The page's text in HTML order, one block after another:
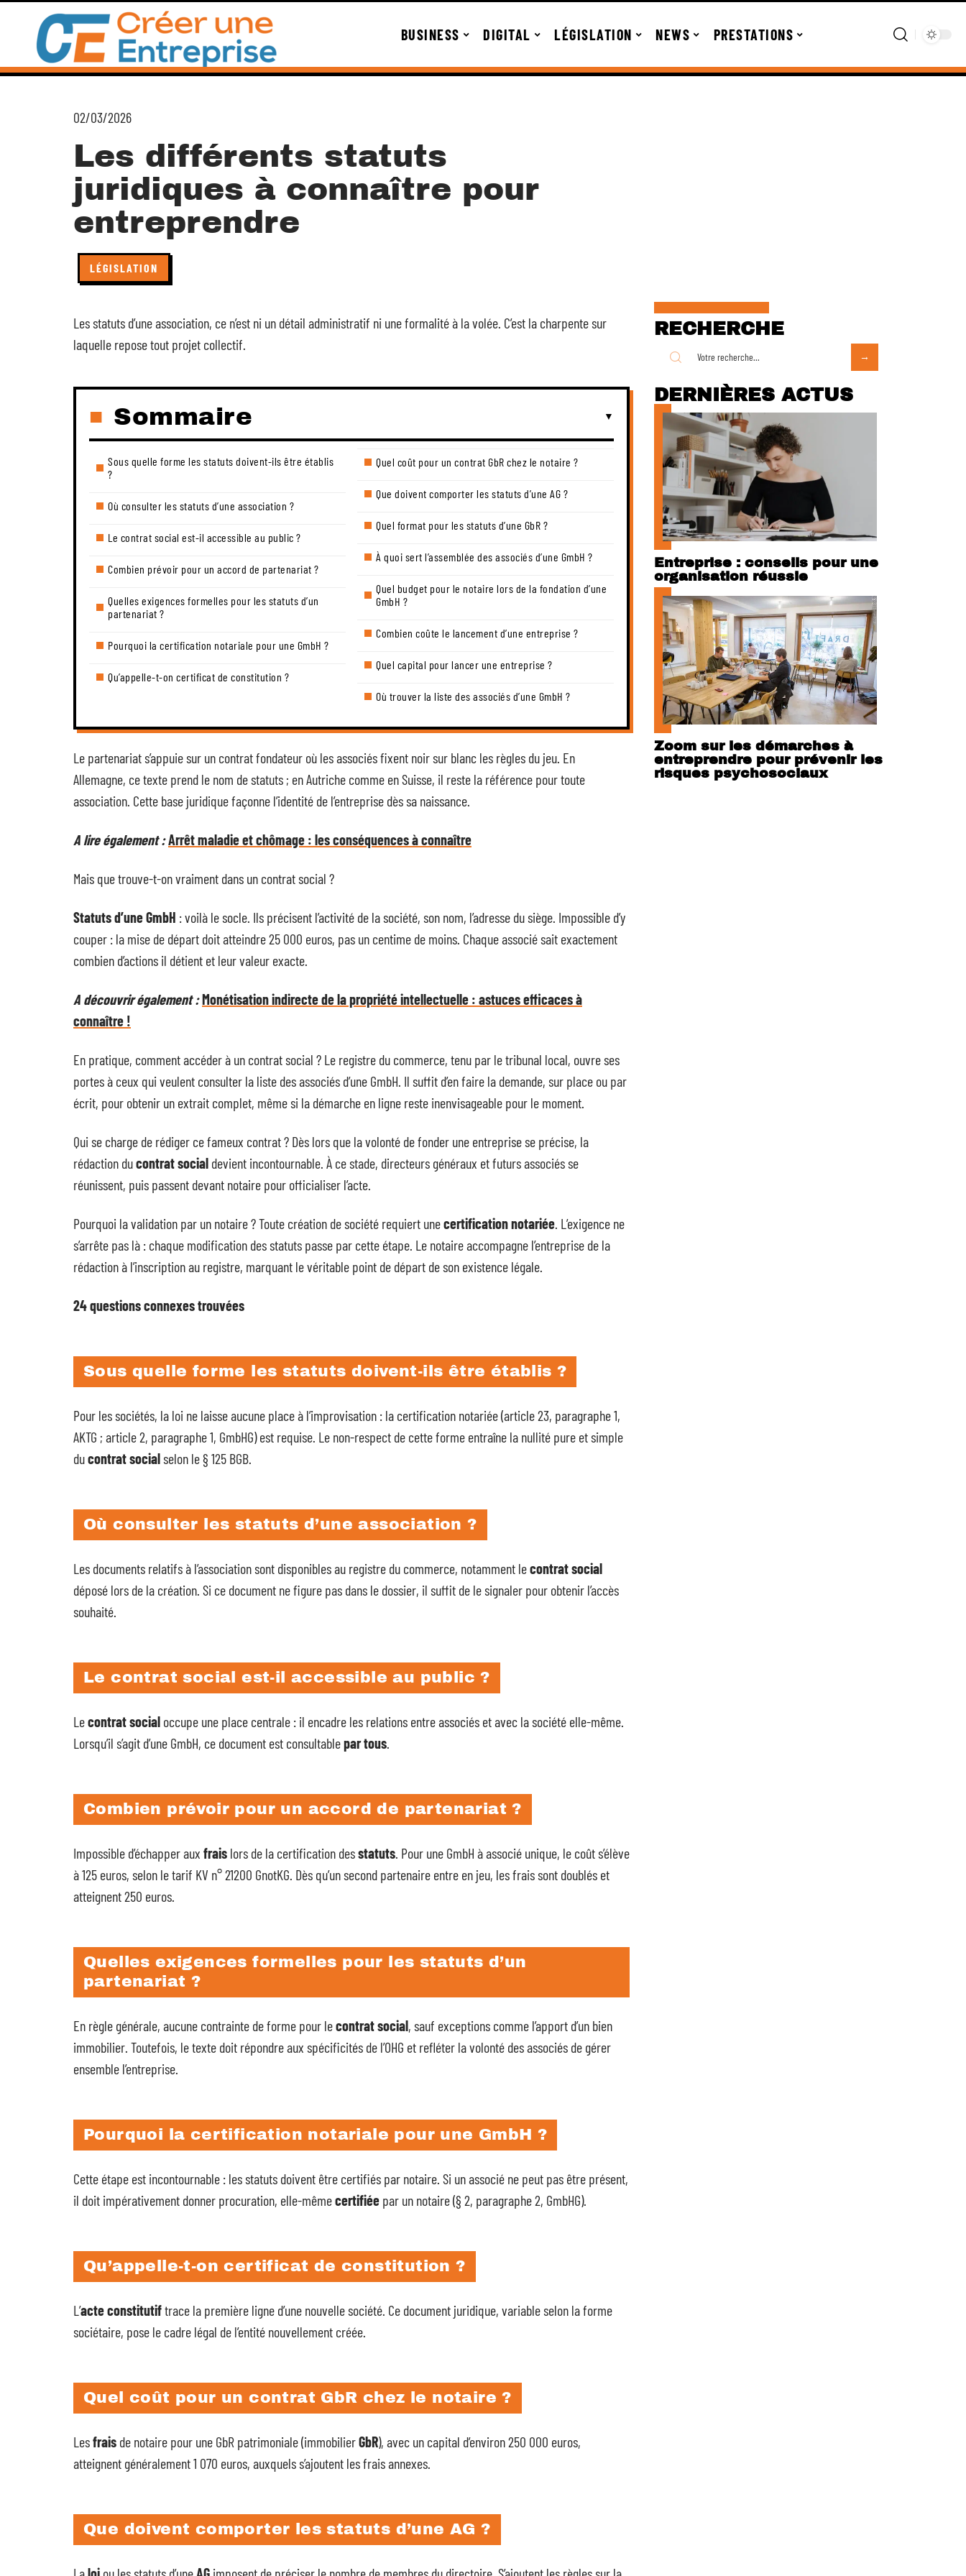
BUSINESS DIGITAL LÉGISLATION NEWS PRESTATIONS
02/03/2026
Les différents statuts
juridiques à connaître pour
entreprendre
LÉGISLATION
Les statuts d’une association, ce n’est ni un détail administratif ni une formalité à la volée. C’est la charpente sur
laquelle repose tout projet collectif.
Sommaire
Sous quelle forme les statuts doivent-ils être établis
?
Où consulter les statuts d’une association ?
Le contrat social est-il accessible au public ?
Combien prévoir pour un accord de partenariat ?
Quelles exigences formelles pour les statuts d’un
partenariat ?
Pourquoi la certification notariale pour une GmbH ?
Qu’appelle-t-on certificat de constitution ?
Quel coût pour un contrat GbR chez le notaire ?
Que doivent comporter les statuts d’une AG ?
Quel format pour les statuts d’une GbR ?
À quoi sert l’assemblée des associés d’une GmbH ?
Quel budget pour le notaire lors de la fondation d’une
GmbH ?
Combien coûte le lancement d’une entreprise ?
Quel capital pour lancer une entreprise ?
Où trouver la liste des associés d’une GmbH ?
Le partenariat s’appuie sur un contrat fondateur où les associés fixent noir sur blanc les règles du jeu. En
Allemagne, ce texte prend le nom de statuts ; en Autriche comme en Suisse, il reste la référence pour toute
association. Cette base juridique façonne l’identité de l’entreprise dès sa naissance.
A lire également :Arrêt maladie et chômage : les conséquences à connaître
Mais que trouve-t-on vraiment dans un contrat social ?
Statuts d’une GmbH : voilà le socle. Ils précisent l’activité de la société, son nom, l’adresse du siège. Impossible d’y
couper : la mise de départ doit atteindre 25 000 euros, pas un centime de moins. Chaque associé sait exactement
combien d’actions il détient et leur valeur exacte.
A découvrir également :Monétisation indirecte de la propriété intellectuelle : astuces efficaces à
connaître !
En pratique, comment accéder à un contrat social ? Le registre du commerce, tenu par le tribunal local, ouvre ses
portes à ceux qui veulent consulter la liste des associés d’une GmbH. Il suffit d’en faire la demande, sur place ou par
écrit, pour obtenir un extrait complet, même si la démarche en ligne reste inenvisageable pour le moment.
Qui se charge de rédiger ce fameux contrat ? Dès lors que la volonté de fonder une entreprise se précise, la
rédaction ducontrat social devient incontournable. À ce stade, directeurs généraux et futurs associés se
réunissent, puis passent devant notaire pour officialiser l’acte.
Pourquoi la validation par un notaire ? Toute création de société requiert unecertification notariée. L’exigence ne
s’arrête pas là : chaque modification des statuts passe par cette étape. Le notaire accompagne l’entreprise de la
rédaction à l’inscription au registre, marquant le véritable point de départ de son existence légale.
24 questions connexes trouvées
Sous quelle forme les statuts doivent-ils être établis ?
Pour les sociétés, la loi ne laisse aucune place à l’improvisation : la certification notariée (article 23, paragraphe 1,
AKTG ; article 2, paragraphe 1, GmbHG) est requise. Le non-respect de cette forme entraîne la nullité pure et simple
ducontrat socialselon le § 125 BGB.
Où consulter les statuts d’une association ?
Les documents relatifs à l’association sont disponibles au registre du commerce, notamment lecontrat social
déposé lors de la création. Si ce document ne figure pas dans le dossier, il suffit de le signaler pour obtenir l’accès
souhaité.
Le contrat social est-il accessible au public ?
Lecontrat social occupe une place centrale : il encadre les relations entre associés et avec la société elle-même.
Lorsqu’il s’agit d’une GmbH, ce document est consultablepar tous.
Combien prévoir pour un accord de partenariat ?
Impossible d’échapper aux frais lors de la certification desstatuts. Pour une GmbH à associé unique, le coût s’élève
à 125 euros, selon le tarif KV n° 21200 GnotKG. Dès qu’un second partenaire entre en jeu, les frais sont doublés et
atteignent 250 euros.
Quelles exigences formelles pour les statuts d’un
partenariat ?
En règle générale, aucune contrainte de forme pour lecontrat social, sauf exceptions comme l’apport d’un bien
immobilier. Toutefois, le texte doit répondre aux spécificités de l’OHG et refléter la volonté des associés de gérer
ensemble l’entreprise.
Pourquoi la certification notariale pour une GmbH ?
Cette étape est incontournable : les statuts doivent être certifiés par notaire. Si un associé ne peut pas être présent,
il doit impérativement donner procuration, elle-mêmecertifiée par un notaire (§ 2, paragraphe 2, GmbHG).
Qu’appelle-t-on certificat de constitution ?
L’acte constitutiftrace la première ligne d’une nouvelle société. Ce document juridique, variable selon la forme
sociétaire, pose le cadre légal de l’entité nouvellement créée.
Quel coût pour un contrat GbR chez le notaire ?
Lesfrais de notaire pour une GbR patrimoniale (immobilierGbR), avec un capital d’environ 250 000 euros,
atteignent généralement 1 070 euros, auxquels s’ajoutent les frais annexes.
Que doivent comporter les statuts d’une AG ?
RECHERCHE
DERNIÈRES ACTUS
Entreprise : conseils pour une
organisation réussie
Zoom sur les démarches à
entreprendre pour prévenir les
risques psychosociaux